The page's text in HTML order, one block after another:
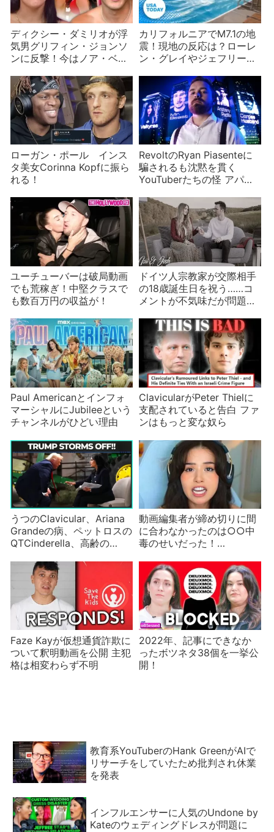
ディクシー・ダミリオが浮
気男グリフィン・ジョンソ
ンに反撃！今はノア・ベッ
カリフォルニアでM7.1の地
震！現地の反応は？ローレ
ン・グレイやジェフリー・
ローガン・ポール インス
タ美女Corinna Kopfに振ら
れる！
RevoltのRyan Piasenteに
騙されるも沈黙を貫く
YouTuberたちの怪 アパレ
た？
ユーチューバーは破局動画
でも荒稼ぎ！中堅クラスで
も数百万円の収益が！
ドイツ人宗教家が交際相手
の18歳誕生日を祝う……コ
メントが不気味だが問題は
Paul Americanとインフォ
マーシャルにJubileeという
チャンネルがひどい理由
ClavicularがPeter Thielに
支配されていると告白 ファ
ンはもっと変な奴ら
うつのClavicular、Ariana
Grandeの病、ペットロスの
QTCinderella、高齢の
動画編集者が締め切りに間
に合わなかったのは○○中
毒のせいだった！
Faze Kayが仮想通貨詐欺に
ついて釈明動画を公開 主犯
格は相変わらず不明
2022年、記事にできなか
ったボツネタ38個を一挙公
開！
教育系YouTuberのHank GreenがAIで
リサーチをしていたため批判され休業
を発表
インフルエンサーに人気のUndone by
Kateのウェディングドレスが問題に